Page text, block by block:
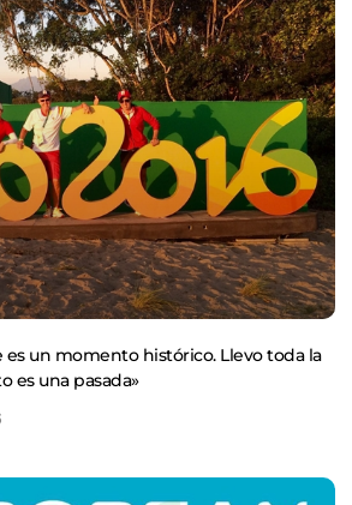
es un momento histórico. Llevo toda la
es una pasada»